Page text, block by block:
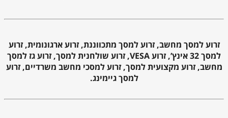
זרוע למסך מחשב, זרוע למסך מתכווננת, זרוע ארגונומית, זרוע
למסך 32 אינץ’, זרוע VESA, זרוע שולחנית למסך, זרוע גז למסך
מחשב, זרוע מקצועית למסך, זרוע למסכי מחשב משרדיים, זרוע
למסך גיימינג.